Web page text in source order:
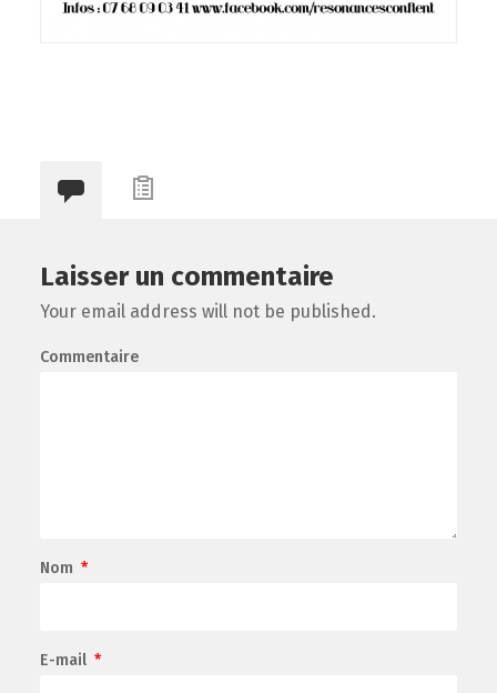
Laisser un commentaire
Your email address will not be published.
Commentaire
Nom *
E-mail *